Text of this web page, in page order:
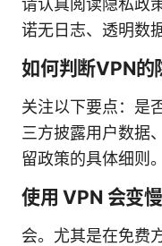
请认真阅读隐私政
诺无日志、透明数
如何判断VPN的
关注以下要点：是
三方披露用户数据
留政策的具体细则。
使用 VPN 会变慢
会。尤其是在免费